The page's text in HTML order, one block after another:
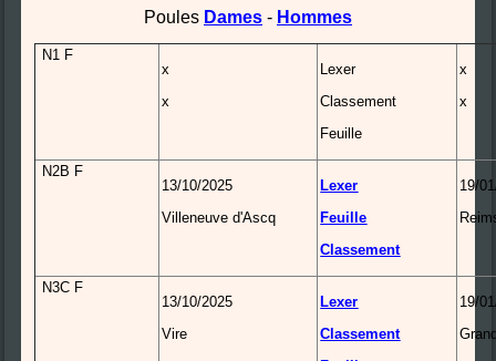
Poules Dames - Hommes
N1 F
x
x
Lexer
Classement
Feuille
x
x
N2B F
13/10/2025
Villeneuve d'Ascq
Lexer
Feuille
Classement
19/
N3C F
13/10/2025
Vire
Lexer
Classement
19/